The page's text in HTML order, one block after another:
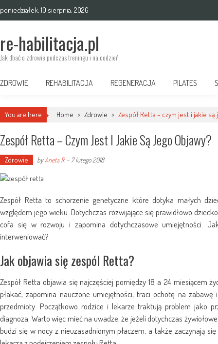
to
poniedziałek, 10 sierpnia, 2026
re-habilitacja.pl
Jak dbać o zdrowie podczas treningu i na codzień
ZDROWIE REHABILITACJA REGENERACJA PILATES
You are here Home > Zdrowie > Zespół Retta – czym jest i jakie są
Zespół Retta – Czym Jest I Jakie Są Jego Objawy?
Zdrowie byAneta R. - 7 lutego 2018
Zespół Retta to schorzenie genetyczne które dotyka małych
względem jego wieku. Dotychczas rozwijające się prawidłowo
cofa się w rozwoju i zapomina dotychczasowe umiejętności.
interweniować?
Jak objawia się zespól Retta?
Zespół Retta objawia się najczęściej pomiędzy 18 a 24 miesiącem
płakać, zapomina nauczone umiejętności, traci ochotę na
przedmioty. Początkowo rodzice i lekarze traktują problem jako
diagnoza. Warto więc mieć na uwadze, że jeżeli dotychczas
budzi się w nocy z nieuzasadnionym płaczem, a także zaczynają